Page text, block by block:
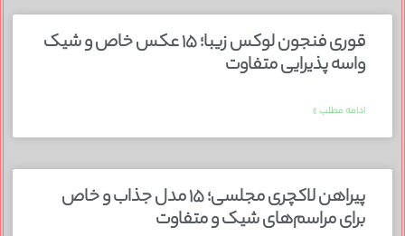
قوری فنجون لوکس زیبا؛ ۱۵ عکس خاص و شیک
واسه پذیرایی متفاوت
ادامه مطلب »
پیراهن لاکچری مجلسی؛ ۱۵ مدل جذاب و خاص
برای مراسم‌های شیک و متفاوت